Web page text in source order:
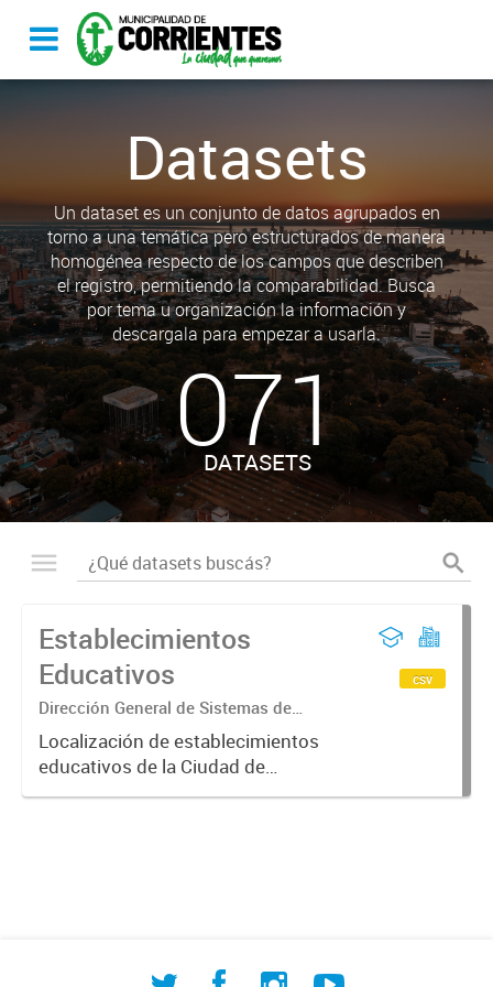
Datasets
Un dataset es un conjunto de datos agrupados en
torno a una temática pero estructurados de manera
homogénea respecto de los campos que describen
el registro, permitiendo la comparabilidad. Busca
por tema u organización la información y
descargala para empezar a usarla.
071
DATASETS
Establecimientos
Educativos
Dirección General de Sistemas de
Información Geográfica
Localización de establecimientos
educativos de la Ciudad de
Corrientes
csv